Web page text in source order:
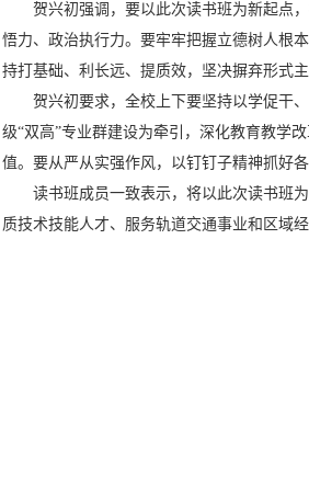
贺兴初强调，要以此次读书班为新起点
悟力、政治执行力。要牢牢把握立德树人根
持打基础、利长远、提质效，坚决摒弃形式
贺兴初要求，全校上下要坚持以学促干
级“双高”专业群建设为牵引，深化教育教学
值。要从严从实强作风，以钉钉子精神抓好
读书班成员一致表示，将以此次读书班
质技术技能人才、服务轨道交通事业和区域